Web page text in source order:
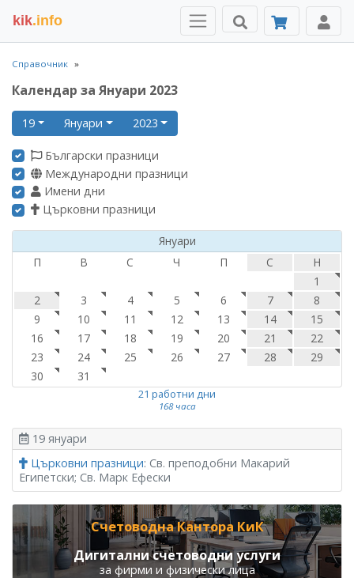
kik.info
Справочник
Календар за Януари 2023
19 Януари 2023
Български празници
Международни празници
Имени дни
Църковни празници
Януари
П
В С Ч П С
Н
1
2
3 4 5 6 7
8
9
10 11 12 13 14
15
16
17 18 19 20 21
22
23
24 25 26 27 28
29
30
31
21 работни дни
168 часа
19 януари
Църковни празници: Св. преподобни Макарий
Египетски; Св. Марк Ефески
Счетоводна Кантора КиК
Дигитални счетоводни услуги
за фирми и физически лица